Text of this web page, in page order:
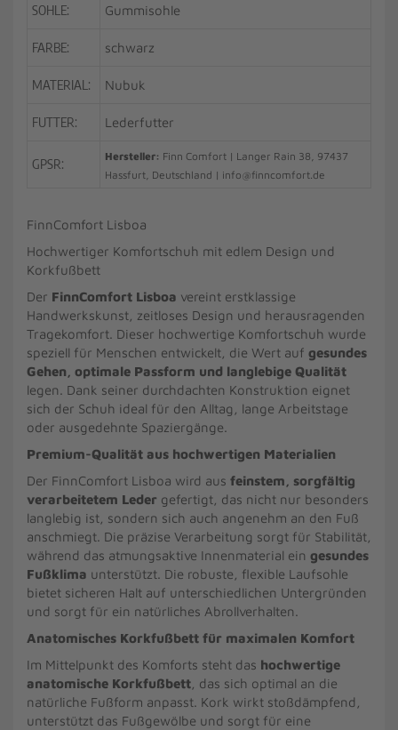
SOHLE: Gummisohle
FARBE: schwarz
MATERIAL: Nubuk
FUTTER: Lederfutter
GPSR: Hersteller: Finn Comfort | Langer Rain 38, 97437
Hassfurt, Deutschland | info@finncomfort.de
FinnComfort Lisboa
Hochwertiger Komfortschuh mit edlem Design und
Korkfußbett
Der FinnComfort Lisboa vereint erstklassige
Handwerkskunst, zeitloses Design und herausragenden
Tragekomfort. Dieser hochwertige Komfortschuh wurde
speziell für Menschen entwickelt, die Wert auf gesundes
Gehen, optimale Passform und langlebige Qualität
legen. Dank seiner durchdachten Konstruktion eignet
sich der Schuh ideal für den Alltag, lange Arbeitstage
oder ausgedehnte Spaziergänge.
Premium-Qualität aus hochwertigen Materialien
Der FinnComfort Lisboa wird aus feinstem, sorgfältig
verarbeitetem Leder gefertigt, das nicht nur besonders
langlebig ist, sondern sich auch angenehm an den Fuß
anschmiegt. Die präzise Verarbeitung sorgt für Stabilität,
während das atmungsaktive Innenmaterial ein gesundes
Fußklima unterstützt. Die robuste, flexible Laufsohle
bietet sicheren Halt auf unterschiedlichen Untergründen
und sorgt für ein natürliches Abrollverhalten.
Anatomisches Korkfußbett für maximalen Komfort
Im Mittelpunkt des Komforts steht das hochwertige
anatomische Korkfußbett , das sich optimal an die
natürliche Fußform anpasst. Kork wirkt stoßdämpfend,
unterstützt das Fußgewölbe und sorgt für eine